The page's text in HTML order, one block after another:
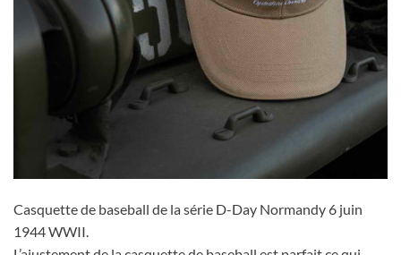
Casquette de baseball de la série D-Day Normandy 6 juin
1944 WWII.